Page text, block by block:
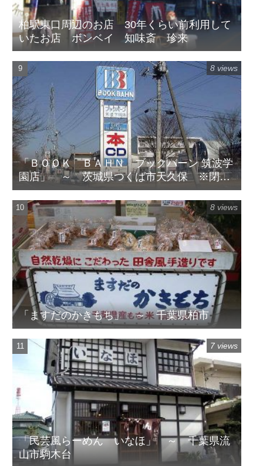
柏駅東口周辺のお店 30年くらい前利用して
いたお店 ボンベイ 知味斎 珍来
「ＢＯＯＫ ＢＡＨＮ ブックバーン 筑波学
園店」 ～ 茨城県つくば市天久保 ※閉店
してます
8 views
「ますだのかきもち」 ～ 千葉県柏市
8 views
「民芸風らーめん いなほ」 ～ 千葉県流
山市駒木台
7 views